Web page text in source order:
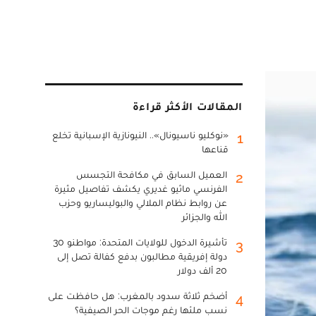
المقالات الأكثر قراءة
1
«نوكليو ناسيونال».. النيونازية الإسبانية تخلع
قناعها
2
العميل السابق في مكافحة التجسس
الفرنسي ماثيو غديري يكشف تفاصيل مثيرة
عن روابط نظام الملالي والبوليساريو وحزب
الله والجزائر
3
تأشيرة الدخول للولايات المتحدة: مواطنو 30
دولة إفريقية مطالبون بدفع كفالة تصل إلى
20 ألف دولار
4
أضخم ثلاثة سدود بالمغرب: هل حافظت على
نسب ملئها رغم موجات الحر الصيفية؟